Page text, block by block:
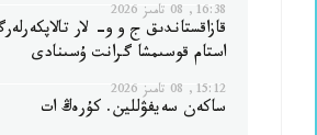
16:38, 08 تامىز 2026
استام قوسىمشا گرانت ۇسىنادى
15:12, 08 تامىز 2026
ساكەن سەيفۋللين. كۇرەڭ ات